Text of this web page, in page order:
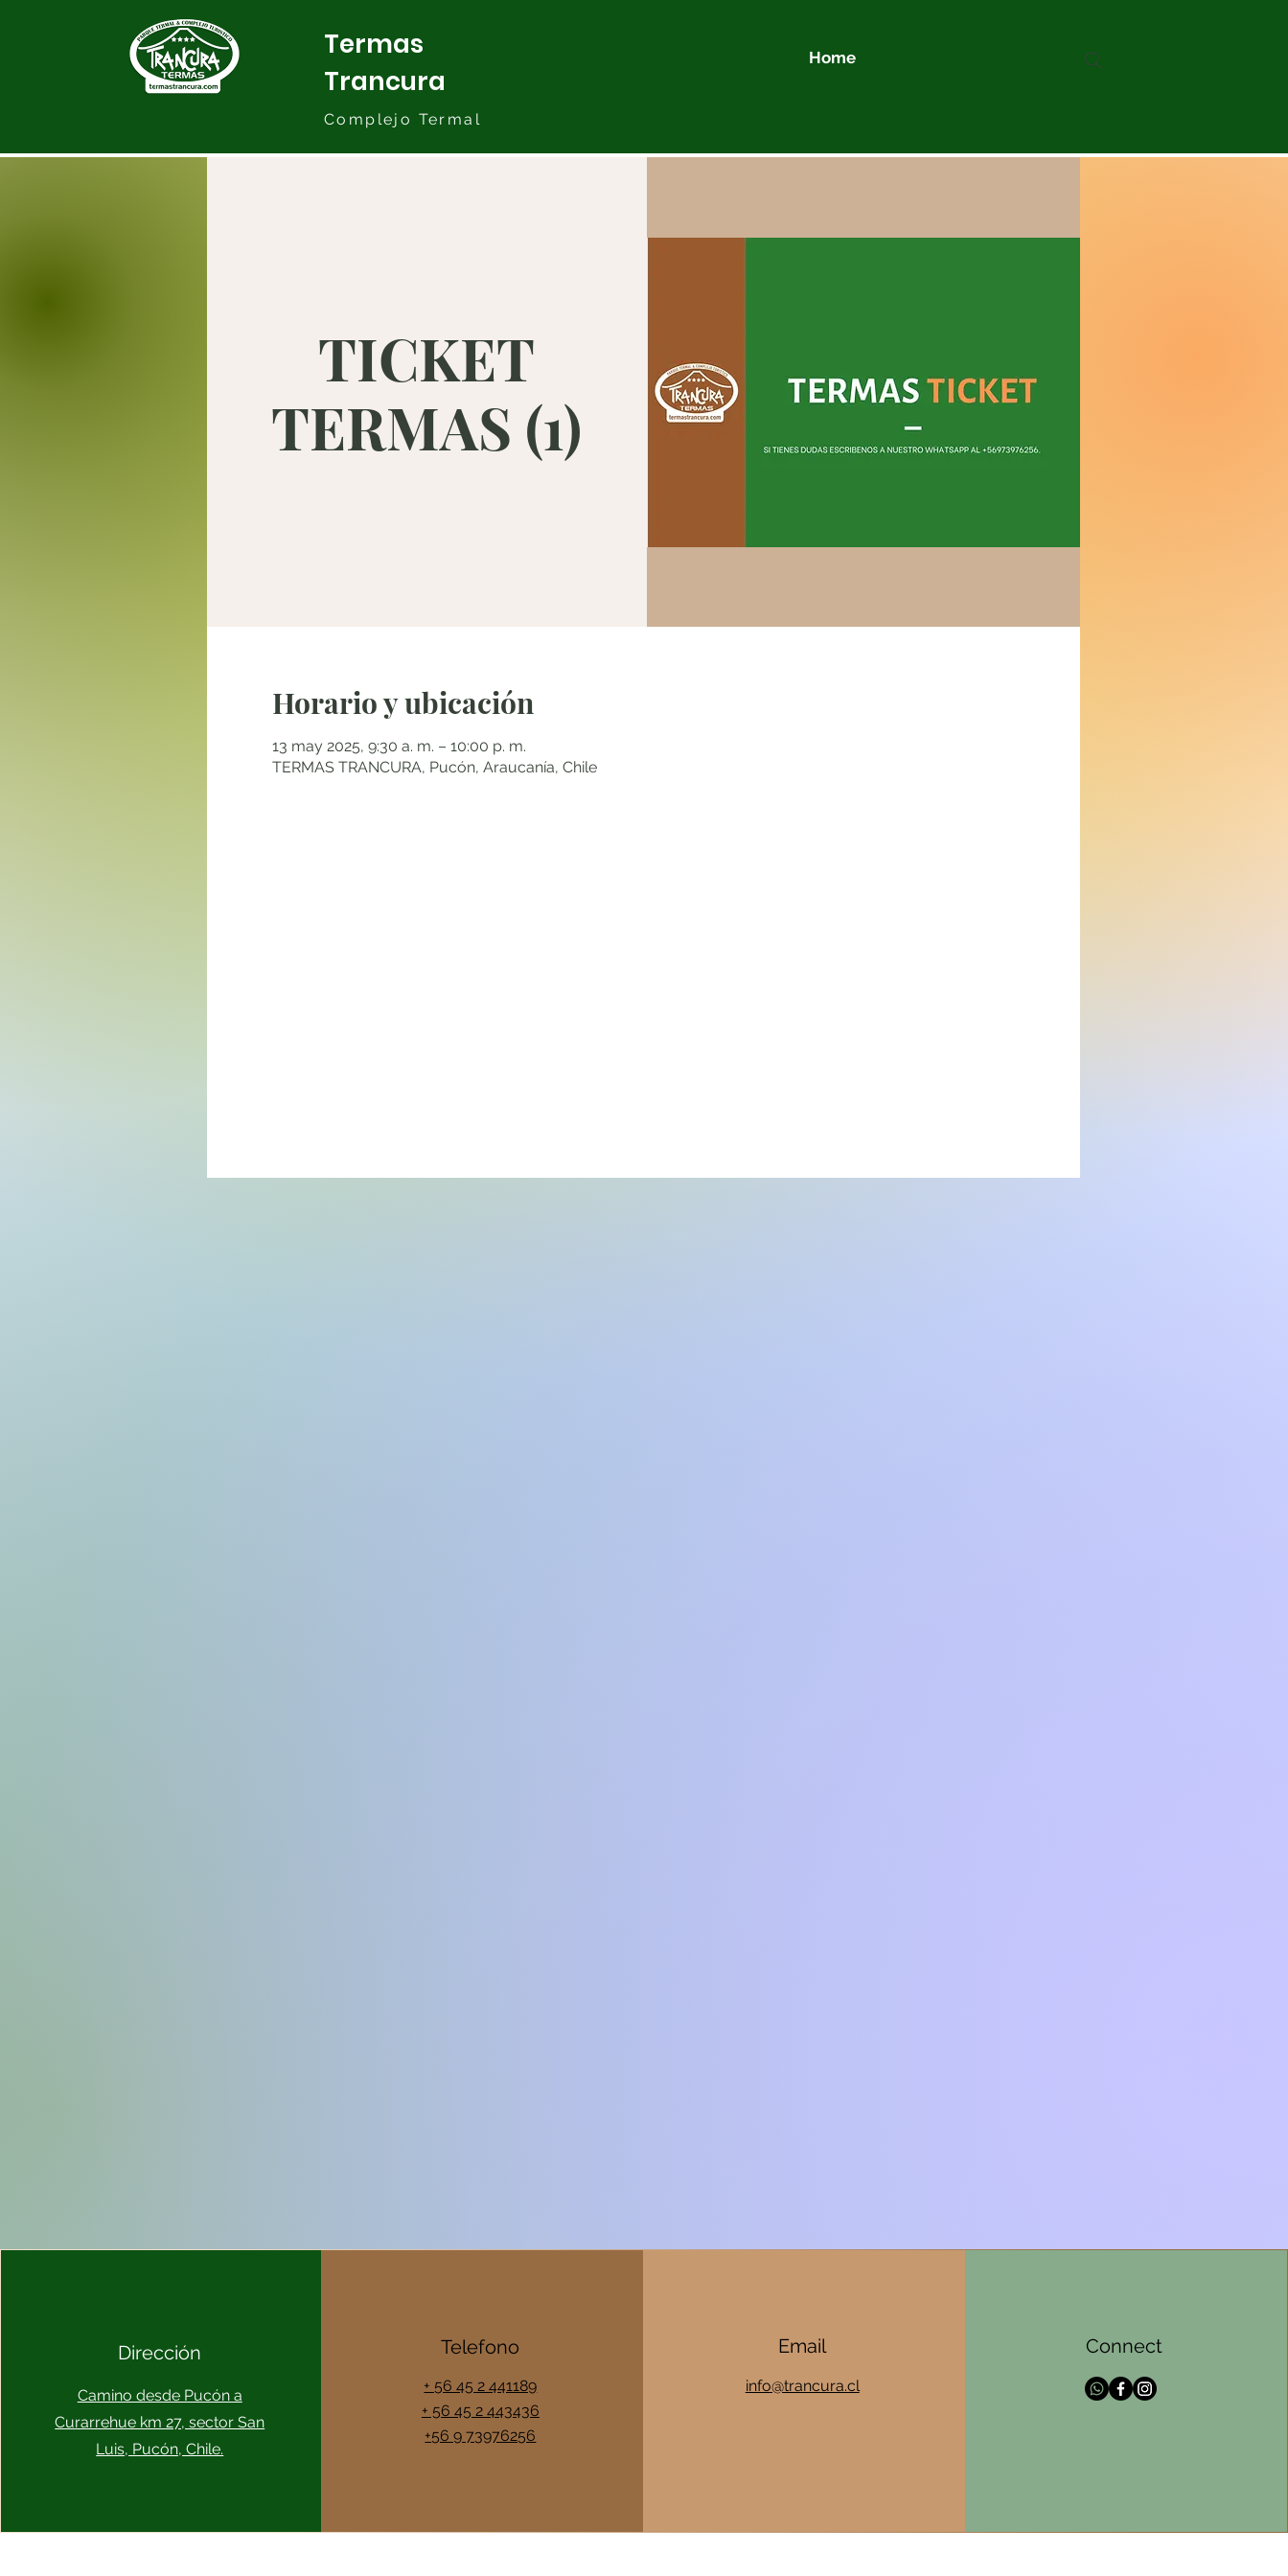
Termas
Trancura
Complejo Termal
Home
TICKET
TERMAS (1)
Horario y ubicación
13 may 2025, 9:30 a. m. – 10:00 p. m.
TERMAS TRANCURA, Pucón, Araucanía, Chile
Dirección
Camino desde Pucón a
Curarrehue km 27, sector San
Luis, Pucón, Chile.
Telefono
+ 56 45 2 441189
+ 56 45 2 443436
+56 9 73976256
Email
info@trancura.cl
Connect